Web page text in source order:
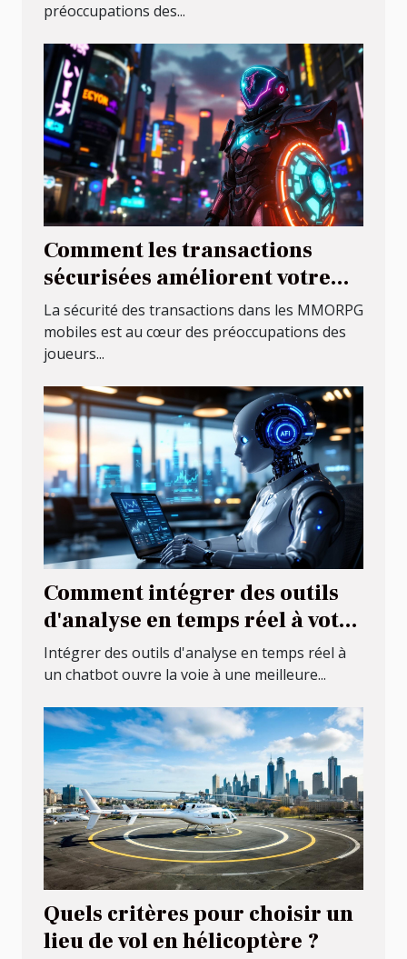
préoccupations des...
Comment les transactions
sécurisées améliorent votre
expérience dans les MMORPG
mobiles
La sécurité des transactions dans les MMORPG
mobiles est au cœur des préoccupations des
joueurs...
Comment intégrer des outils
d'analyse en temps réel à votre
chatbot ?
Intégrer des outils d'analyse en temps réel à
un chatbot ouvre la voie à une meilleure...
Quels critères pour choisir un
lieu de vol en hélicoptère ?